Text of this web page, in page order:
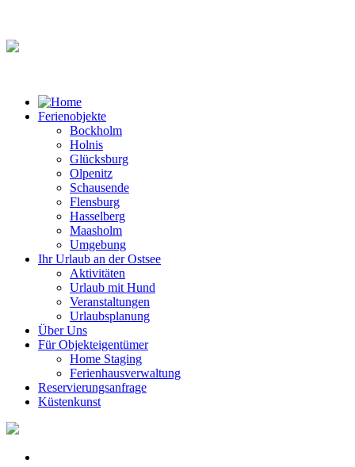
Ferienobjekte
Bockholm
Holnis
Glücksburg
Olpenitz
Schausende
Flensburg
Hasselberg
Maasholm
Umgebung
Ihr Urlaub an der Ostsee
Aktivitäten
Urlaub mit Hund
Veranstaltungen
Urlaubsplanung
Über Uns
Für Objekteigentümer
Home Staging
Ferienhausverwaltung
Reservierungsanfrage
Küstenkunst